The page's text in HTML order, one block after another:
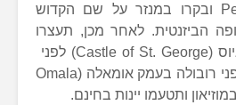
המשיכו לכיוון Peratata ובקרו במנזר על שם הקדוש
הביזנטית. לאחר מכן, תעצרו
בארמון הקדוש גיאורגיוס (Castle of St. George) לפני
ביקור במרכז לגידול גפני רובולה בעמק אומאלה (Omala